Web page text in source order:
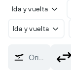
Ida y vuelta
Ida y vuelta
Origen